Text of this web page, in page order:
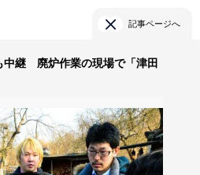
記事ページへ
中継 廃炉作業の現場で「津田